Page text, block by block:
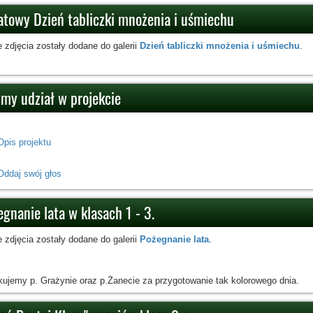
Dzień tabliczki mnożenia i uśmiechu
zdjęcia zostały dodane do galerii Dzień tabliczki mnożenia i uśmiechu.
udział w projekcie
projektu
swój głos
lata w klasach 1 - 3.
zdjęcia zostały dodane do galerii Pożegnanie lata.
p. Grażynie oraz p.Żanecie za przygotowanie tak kolorowego dnia.